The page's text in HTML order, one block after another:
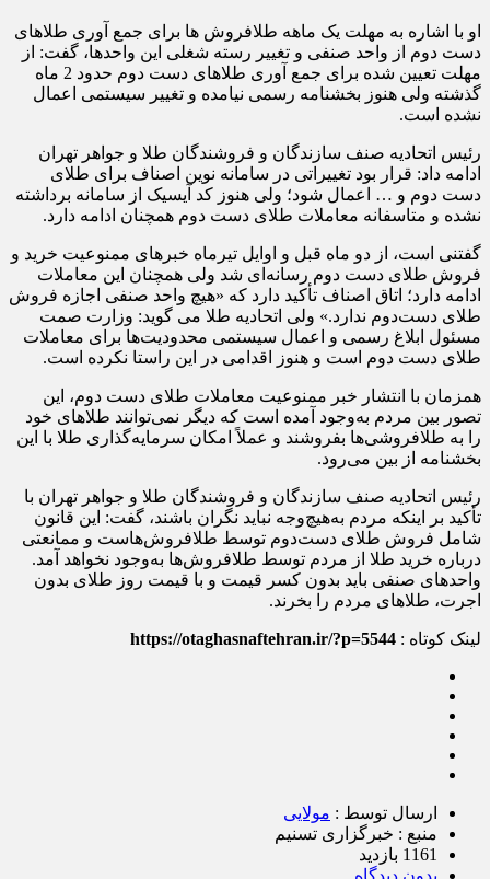
او با اشاره به مهلت یک ماهه طلافروش ها برای جمع آوری طلاهای
دست دوم از واحد صنفی و تغییر رسته شغلی این واحدها، گفت: از
مهلت تعیین شده برای جمع آوری طلاهای دست دوم حدود 2 ماه
گذشته ولی هنوز بخشنامه رسمی نیامده و تغییر سیستمی اعمال
نشده است.
رئیس اتحادیه صنف سازندگان و فروشندگان طلا و جواهر تهران
ادامه داد: قرار بود تغییراتی در سامانه نوین اصناف برای طلای
دست دوم و … اعمال شود؛ ولی هنوز کد آیسیک از سامانه برداشته
نشده و متاسفانه معاملات طلای دست دوم همچنان ادامه دارد.
گفتنی است، از دو ماه قبل و اوایل تیرماه خبرهای ممنوعیت خرید و
فروش طلای دست دوم رسانه‌ای شد ولی همچنان این معاملات
ادامه دارد؛ اتاق اصناف تأکید دارد که «هیچ واحد صنفی اجازه فروش
طلای دست‌دوم ندارد.» ولی اتحادیه طلا می گوید: وزارت صمت
مسئول ابلاغ رسمی و اعمال سیستمی محدودیت‌ها برای معاملات
طلای دست دوم است و هنوز اقدامی در این راستا نکرده است.
همزمان با انتشار خبر ممنوعیت معاملات طلای دست دوم، این
تصور بین مردم به‌وجود آمده است که دیگر نمی‌توانند طلاهای خود
را به طلافروشی‌ها بفروشند و عملاً امکان سرمایه‌گذاری طلا با این
بخشنامه از بین می‌رود.
رئیس اتحادیه صنف سازندگان و فروشندگان طلا و جواهر تهران با
تأکید بر اینکه مردم به‌هیچ‌وجه نباید نگران باشند، گفت: این قانون
شامل فروش طلای دست‌دوم توسط طلافروش‌هاست و ممانعتی
درباره خرید طلا از مردم توسط طلافروش‌ها به‌وجود نخواهد آمد.
واحدهای صنفی باید بدون کسر قیمت و با قیمت روز طلای بدون
اجرت، طلاهای مردم را بخرند.
لینک کوتاه : https://otaghasnaftehran.ir/?p=5544
ارسال توسط : مولایی
منبع : خبرگزاری تسنیم
1161 بازدید
بدون دیدگاه